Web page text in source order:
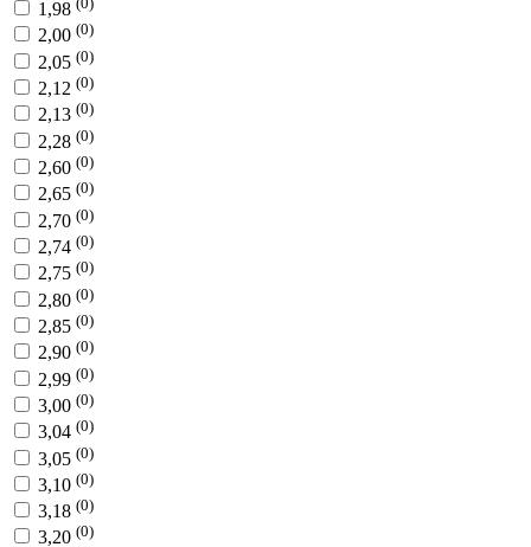
1,98
2,00 (0)
2,05 (0)
2,12 (0)
2,13 (0)
2,28 (0)
2,60 (0)
2,65 (0)
2,70 (0)
2,74 (0)
2,75 (0)
2,80 (0)
2,85 (0)
2,90 (0)
2,99 (0)
3,00 (0)
3,04 (0)
3,05 (0)
3,10 (0)
3,18 (0)
3,20 (0)